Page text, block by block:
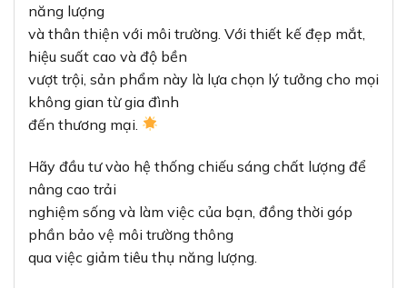
năng lượng
và thân thiện với môi trường. Với thiết kế đẹp mắt,
hiệu suất cao và độ bền
vượt trội, sản phẩm này là lựa chọn lý tưởng cho mọi
không gian từ gia đình
đến thương mại.
Hãy đầu tư vào hệ thống chiếu sáng chất lượng để
nâng cao trải
nghiệm sống và làm việc của bạn, đồng thời góp
phần bảo vệ môi trường thông
qua việc giảm tiêu thụ năng lượng.